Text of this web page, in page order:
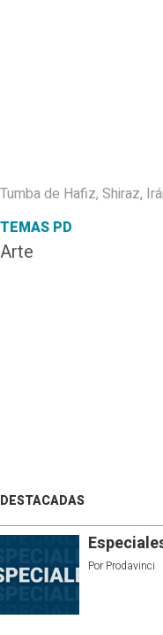
Tumba de Hafiz, Shiraz,
TEMAS PD
Arte
DESTACADAS
Por Prodavinci